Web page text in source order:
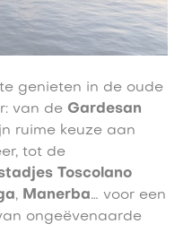
genieten in de oude
van de Gardesan
ruime keuze aan
tot de
Toscolano
, Manerba… voor een
ongeëvenaarde